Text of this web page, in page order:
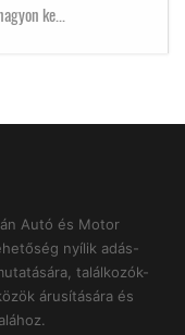
ke...
Autó és Motor
nyílik adás-
találkozók-
árusítására és